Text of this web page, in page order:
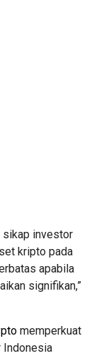
sikap investor
kripto pada
apabila
signifikan,”
memperkuat
Indonesia